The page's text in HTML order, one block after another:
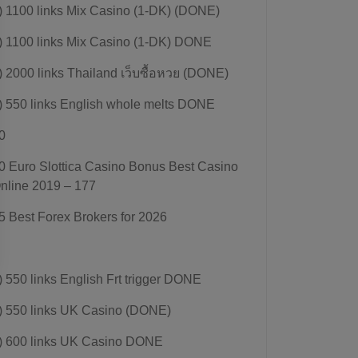
1100 links Mix Casino (1-DK) (DONE)
1100 links Mix Casino (1-DK) DONE
2000 links Thailand เว็บซื้อหวย (DONE)
550 links English whole melts DONE
Euro Slottica Casino Bonus Best Casino
2019 – 177
Best Forex Brokers for 2026
550 links English Frt trigger DONE
550 links UK Casino (DONE)
600 links UK Casino DONE